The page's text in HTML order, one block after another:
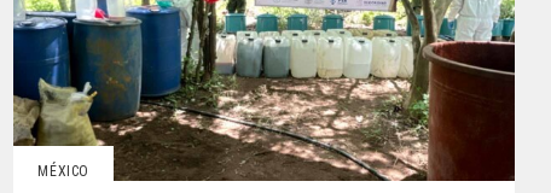
MÉXICO